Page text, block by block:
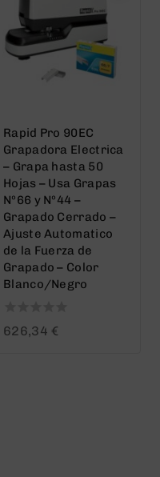
Rapid Pro 90EC
Grapadora Electrica
– Grapa hasta 50
Hojas – Usa Grapas
Nº66 y Nº44 –
Grapado Cerrado –
Ajuste Automatico
de la Fuerza de
Grapado – Color
Blanco/Negro
0
626,34 €